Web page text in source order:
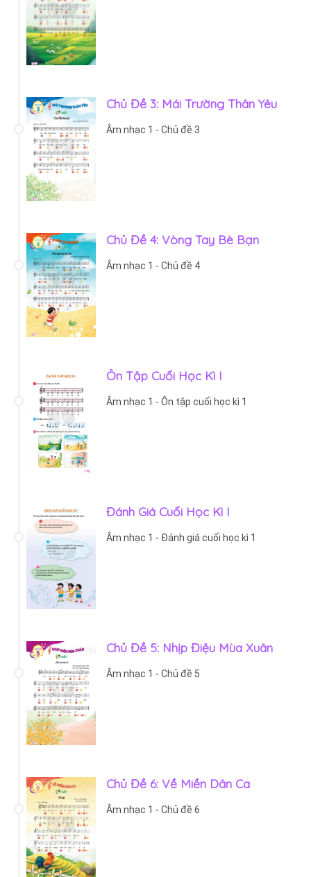
Chủ Đề 3: Mái Trường Thân Yêu
Âm nhạc 1 - Chủ đề 3
Chủ Đề 4: Vòng Tay Bè Bạn
Âm nhạc 1 - Chủ đề 4
Ôn Tập Cuối Học Kì I
Âm nhạc 1 - Ôn tập cuối học kì 1
Đánh Giá Cuối Học Kì I
Âm nhạc 1 - Đánh giá cuối học kì 1
Chủ Đề 5: Nhịp Điệu Mùa Xuân
Âm nhạc 1 - Chủ đề 5
Chủ Đề 6: Về Miền Dân Ca
Âm nhạc 1 - Chủ đề 6